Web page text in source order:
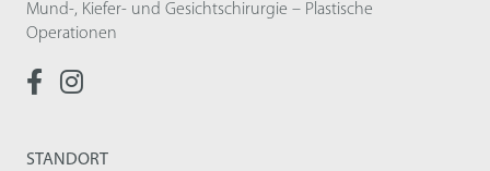
Mund-, Kiefer- und Gesichtschirurgie – Plastische
Operationen
STANDORT